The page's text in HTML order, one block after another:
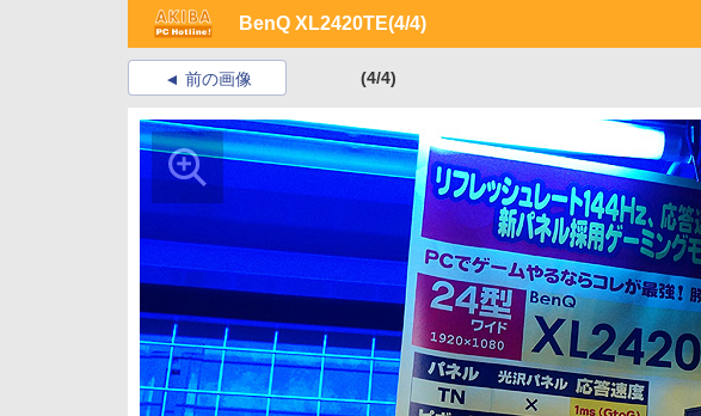
BenQ XL2420TE(4/4)
前の画像 (4/4)